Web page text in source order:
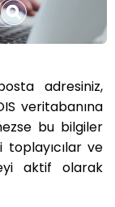
adresiniz,
veritabanına
bu bilgiler
ve
aktif olarak